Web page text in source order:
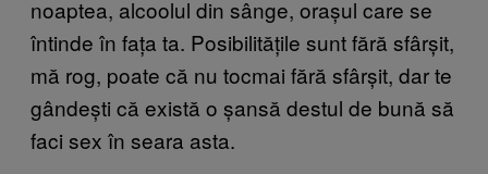
noaptea, alcoolul din sânge, orașul care se
întinde în fața ta. Posibilitățile sunt fără sfârșit,
mă rog, poate că nu tocmai fără sfârșit, dar te
gândești că există o șansă destul de bună să
faci sex în seara asta.